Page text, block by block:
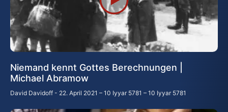
Niemand kennt Gottes Berechnungen |
Michael Abramow
David Davidoff 22. April 2021 – 10 Iyyar 5781 – 10 Iyyar 5781